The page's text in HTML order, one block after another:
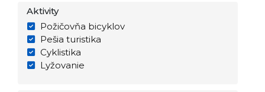
Aktivity
Požičovňa bicyklov
Pešia turistika
Cyklistika
Lyžovanie